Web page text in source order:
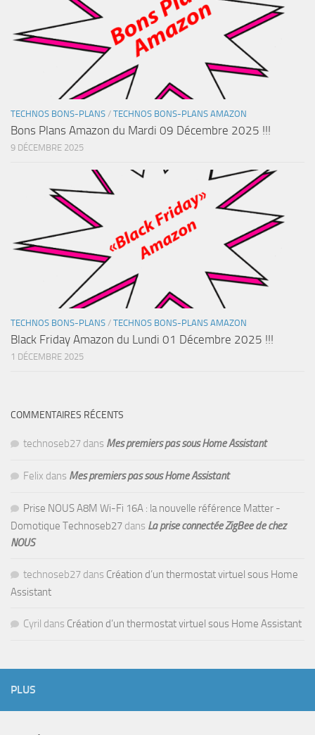
TECHNOS BONS-PLANS / TECHNOS BONS-PLANS AMAZON
Bons Plans Amazon du Mardi 09 Décembre 2025 !!!
9 DÉCEMBRE 2025
TECHNOS BONS-PLANS / TECHNOS BONS-PLANS AMAZON
Black Friday Amazon du Lundi 01 Décembre 2025 !!!
1 DÉCEMBRE 2025
COMMENTAIRES RÉCENTS
technoseb27 dans Mes premiers pas sous Home Assistant
Felix dans Mes premiers pas sous Home Assistant
Prise NOUS A8M Wi-Fi 16A : la nouvelle référence Matter -
Domotique Technoseb27 dans La prise connectée ZigBee de chez
NOUS
technoseb27 dans Création d’un thermostat virtuel sous Home
Assistant
Cyril dans Création d’un thermostat virtuel sous Home Assistant
PLUS